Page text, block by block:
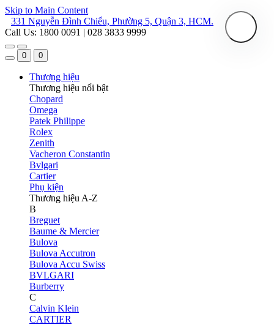
Skip to Main Content
331 Nguyễn Đình Chiểu, Phường 5, Quận 3, HCM.
Call Us: 1800 0091 | 028 3833 9999
0 0
Thương hiệu
Thương hiệu nổi bật
Chopard
Omega
Patek Philippe
Rolex
Zenith
Vacheron Constantin
Bvlgari
Cartier
Phụ kiện
Thương hiệu A-Z
B
Breguet
Baume & Mercier
Bulova
Bulova Accutron
Bulova Accu Swiss
BVLGARI
Burberry
C
Calvin Klein
CARTIER